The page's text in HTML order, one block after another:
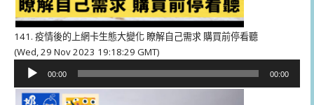
141. 疫情後的上網卡生態大變化 瞭解自己需求 購買前停看聽
(Wed, 29 Nov 2023 19:18:29 GMT)
播
00:00 00:00